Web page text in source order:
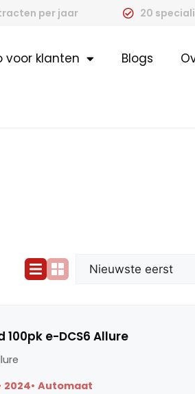
per jaar 20
voor klanten Blogs
100pk e-DCS6 Allure
2024 Automaat